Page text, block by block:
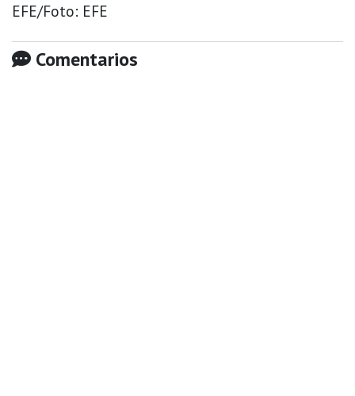
EFE/Foto: EFE
Comentarios